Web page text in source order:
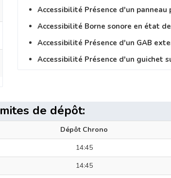
Accessibilité Présence d'un panneau
Accessibilité Borne sonore en état
Accessibilité Présence d'un GAB
Accessibilité Présence d'un guichet
de dépôt:
Dépôt Chrono
14:45
14:45